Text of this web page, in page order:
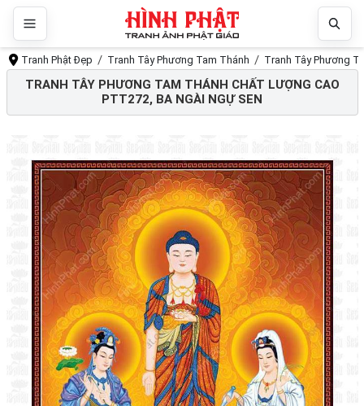
Tranh Phật Đẹp Tranh Tây Phương Tam Thánh Tranh Tây Phương
TRANH TÂY PHƯƠNG TAM THÁNH CHẤT LƯỢNG CAO
PTT272, BA NGÀI NGỰ SEN